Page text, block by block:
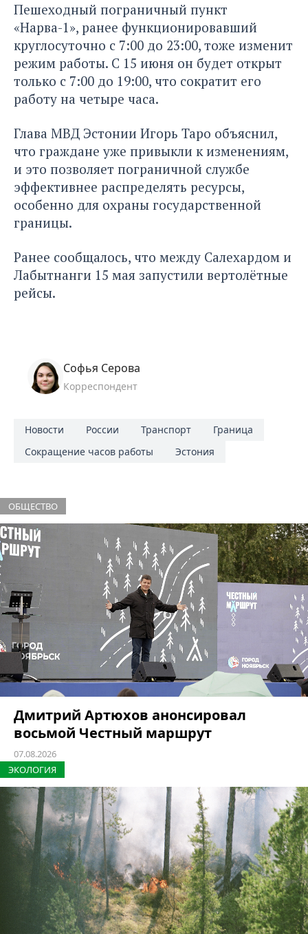
Пешеходный пограничный пункт
«Нарва-1», ранее функционировавший
круглосуточно с 7:00 до 23:00, тоже изменит
режим работы. С 15 июня он будет открыт
только с 7:00 до 19:00, что сократит его
работу на четыре часа.
Глава МВД Эстонии Игорь Таро объяснил,
что граждане уже привыкли к изменениям,
и это позволяет пограничной службе
эффективнее распределять ресурсы,
особенно для охраны государственной
границы.
Ранее сообщалось, что между Салехардом и
Лабытнанги 15 мая запустили вертолётные
рейсы.
Софья Серова
Корреспондент
Новости России Транспорт
Граница
Сокращение часов работы
Эстония
ОБЩЕСТВО
Дмитрий Артюхов анонсировал
восьмой Честный маршрут
07.08.2026
ЭКОЛОГИЯ